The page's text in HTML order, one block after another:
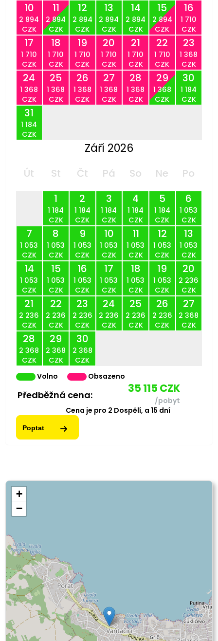
10
2 894
CZK
11
2 894
CZK
12
2 894
CZK
13
2 894
CZK
14
2 894
CZK
15
2 894
CZK
16
1 710
CZK
17
1 710
CZK
18
1 710
CZK
19
1 710
CZK
20
1 710
CZK
21
1 710
CZK
22
1 710
CZK
23
1 368
CZK
24
1 368
CZK
25
1 368
CZK
26
1 368
CZK
27
1 368
CZK
28
1 368
CZK
29
1 368
CZK
30
1 184
CZK
31
1 184
CZK
Září 2026
Út St Čt Pá So Ne
Po
1
1 184
CZK
2
1 184
CZK
3
1 184
CZK
4
1 184
CZK
5
1 184
CZK
6
1 053
CZK
7
1 053
CZK
8
1 053
CZK
9
1 053
CZK
10
1 053
CZK
11
1 053
CZK
12
1 053
CZK
13
1 053
CZK
14
1 053
CZK
15
1 053
CZK
16
1 053
CZK
17
1 053
CZK
18
1 053
CZK
19
1 053
CZK
20
2 236
CZK
21
2 236
CZK
22
2 236
CZK
23
2 236
CZK
24
2 236
CZK
25
2 236
CZK
26
2 236
CZK
27
2 368
CZK
28
2 368
CZK
29
2 368
CZK
30
2 368
CZK
Volno
Obsazeno
Předběžná cena: 35 115 CZK
/pobyt
Cena je pro 2 Dospělí, a 15 dní
Poptat
+
−